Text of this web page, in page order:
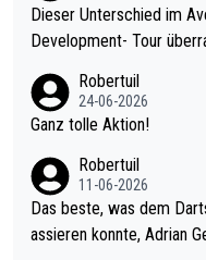
Dieser Unterschied im Average
Development- Tour
mal 40+ erst recht. Da gewinnst keinen Blumentopf - ist ja noc
h krasser wie ein Pokalspiel eines Kreisligisten vs einem Bund
Robertuil
24-06-2026
Ganz tolle Aktion!
Robertuil
11-06-2026
Das beste, was dem
assieren konnte, Adrian